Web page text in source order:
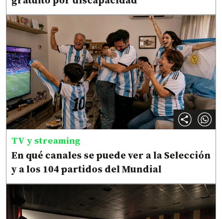
TV y streaming
En qué canales se puede ver a la Selección
y a los 104 partidos del Mundial